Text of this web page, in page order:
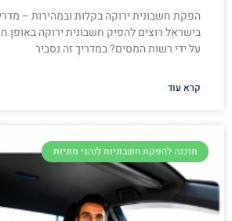
הפקת חשבונית ירוקה בקלות ובמהירות –
בישראל רוצים להפיק חשבונית ירוקה באופן
על ידי רשות המסים? במדריך זה נסביר
קרא עוד
תוכנה להפקת חשבוניות לנהגי מוניות